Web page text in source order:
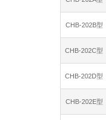
CHB-202B型
CHB-202C型
CHB-202D型
CHB-202E型